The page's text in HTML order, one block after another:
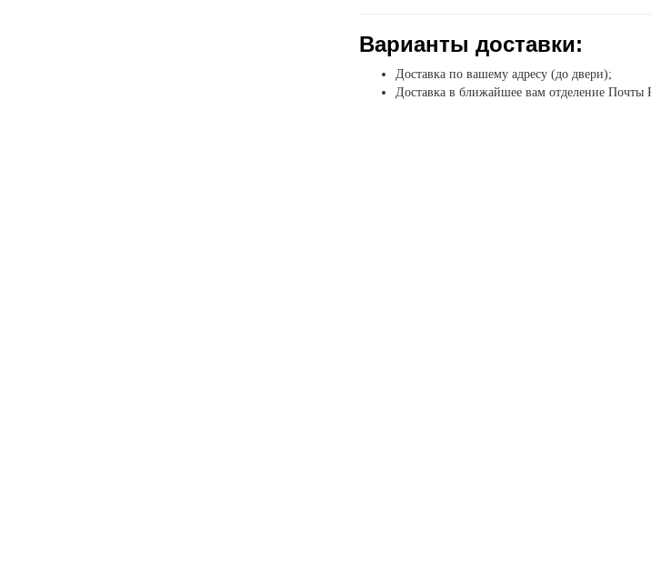
Варианты доставки:
Доставка по вашему адресу (до двери);
Доставка в ближайшее вам отделение Почты